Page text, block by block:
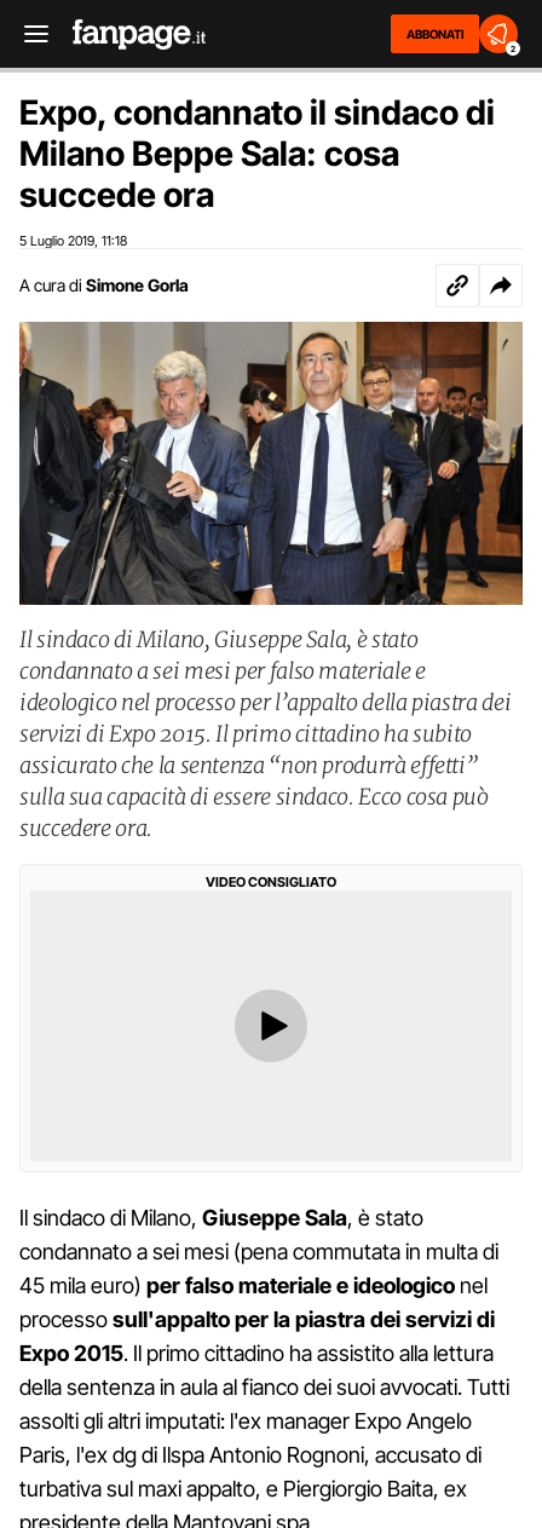
ABBONATI
2
Expo, condannato il sindaco di
Milano Beppe Sala: cosa
succede ora
5 Luglio 2019 11:18
A cura di Simone Gorla
Il sindaco di Milano, Giuseppe Sala, è stato
condannato a sei mesi per falso materiale e
ideologico nel processo per l’appalto della piastra dei
servizi di Expo 2015. Il primo cittadino ha subito
assicurato che la sentenza “non produrrà effetti”
sulla sua capacità di essere sindaco. Ecco cosa può
succedere ora.
VIDEO CONSIGLIATO
Il sindaco di Milano, Giuseppe Sala, è stato
condannato a sei mesi (pena commutata in multa di
45 mila euro) per falso materiale e ideologico nel
processosull'appalto per la piastra dei servizi di
Expo 2015. Il primo cittadino ha assistito alla lettura
della sentenza in aula al fianco dei suoi avvocati. Tutti
assolti gli altri imputati: l'ex manager Expo Angelo
Paris, l'ex dg di Ilspa Antonio Rognoni, accusato di
turbativa sul maxi appalto, e Piergiorgio Baita, ex
presidente della Mantovani spa